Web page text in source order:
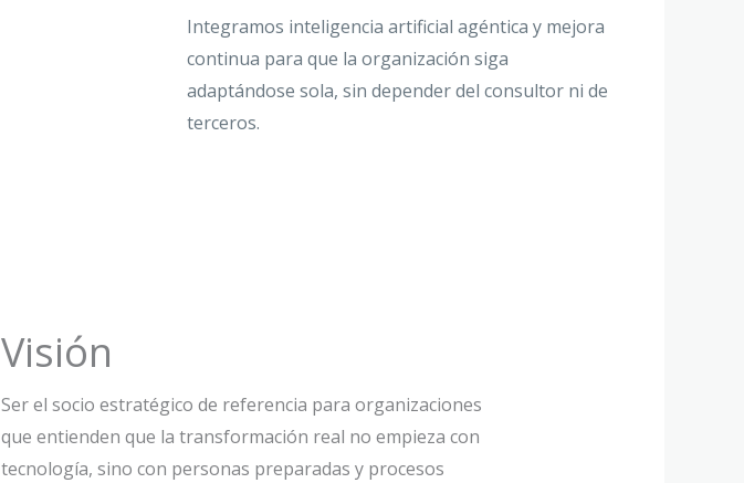
Integramos inteligencia artificial agéntica y mejora
continua para que la organización siga
adaptándose sola, sin depender del consultor ni de
terceros.
Visión
Ser el socio estratégico de referencia para organizaciones
que entienden que la transformación real no empieza con
tecnología, sino con personas preparadas y procesos